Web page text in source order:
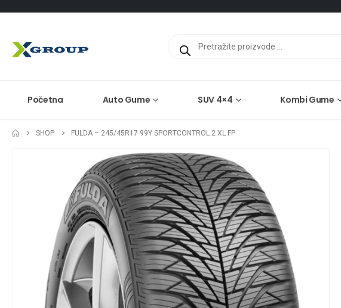
search
Početna Auto Gume SUV 4×4 Kombi Gume
SHOP FULDA – 245/45R17 99Y SPORTCONTROL 2 XL FP